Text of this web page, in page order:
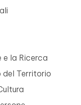
e la Ricerca
del Territorio